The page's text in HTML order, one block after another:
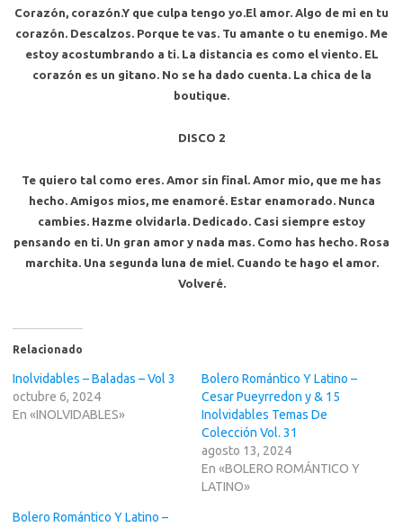
Corazón, corazón.Y que culpa tengo yo.El amor. Algo de mi en tu
corazón. Descalzos. Porque te vas. Tu amante o tu enemigo. Me
estoy acostumbrando a ti. La distancia es como el viento. EL
corazón es un gitano. No se ha dado cuenta. La chica de la
boutique.
DISCO 2
Te quiero tal como eres. Amor sin final. Amor mio, que me has
hecho. Amigos mios, me enamoré. Estar enamorado. Nunca
cambies. Hazme olvidarla. Dedicado. Casi siempre estoy
pensando en ti. Un gran amor y nada mas. Como has hecho. Rosa
marchita. Una segunda luna de miel. Cuando te hago el amor.
Volveré.
Relacionado
Inolvidables – Baladas – Vol 3
octubre 6, 2024
En «INOLVIDABLES»
Bolero Romántico Y Latino –
Cesar Pueyrredon y & 15
Inolvidables Temas De
Colección Vol. 31
agosto 13, 2024
En «BOLERO ROMÁNTICO Y
LATINO»
Bolero Romántico Y Latino –